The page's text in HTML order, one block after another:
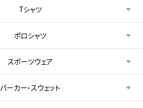
Tシャツ
ポロシャツ
スポーツウェア
パーカー・スウェット